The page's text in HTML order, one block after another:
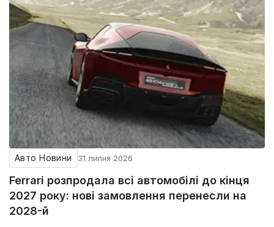
Авто Новини 31 липня 2026
Ferrari розпродала всі автомобілі до кінця
2027 року: нові замовлення перенесли на
2028-й